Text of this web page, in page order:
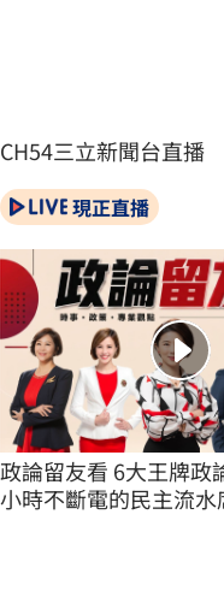
CH54三立新聞台直播
現正直播
政論留友看 6大王牌政
小時不斷電的民主流水